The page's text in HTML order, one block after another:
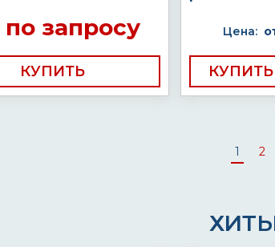
запросу
КУПИТЬ
Цена:
КУПИТЬ
1 2